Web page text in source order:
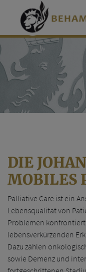
DIE
MOBILES
Palliative Care ist ein
Lebensqualität von
Problemen
lebensverkürzenden
Dazu zählen
sowie Demenz und